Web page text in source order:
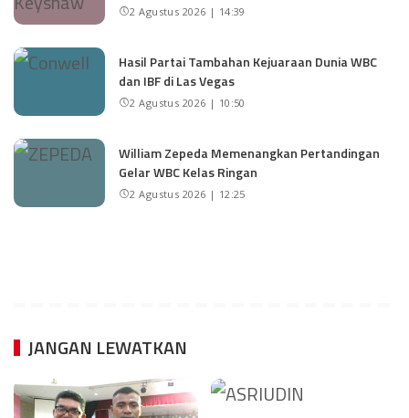
2 Agustus 2026 | 14:39
Hasil Partai Tambahan Kejuaraan Dunia WBC
dan IBF di Las Vegas
2 Agustus 2026 | 10:50
William Zepeda Memenangkan Pertandingan
Gelar WBC Kelas Ringan
2 Agustus 2026 | 12:25
JANGAN LEWATKAN